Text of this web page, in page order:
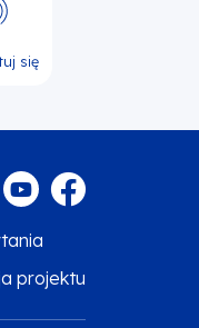
się
projektu